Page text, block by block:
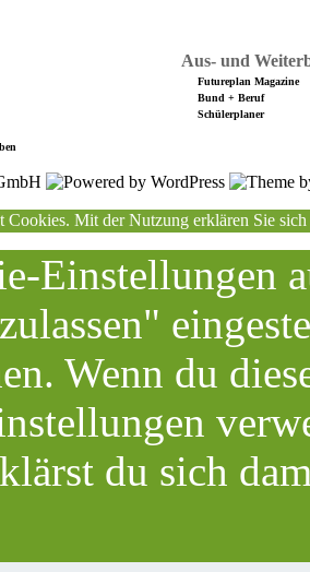
Aus- und
Futureplan Magazine
Bund + Beruf
Schülerplaner
Cookies. Mit der Nutzung erklären Sie
Einstellungen
Wenn du
du sich